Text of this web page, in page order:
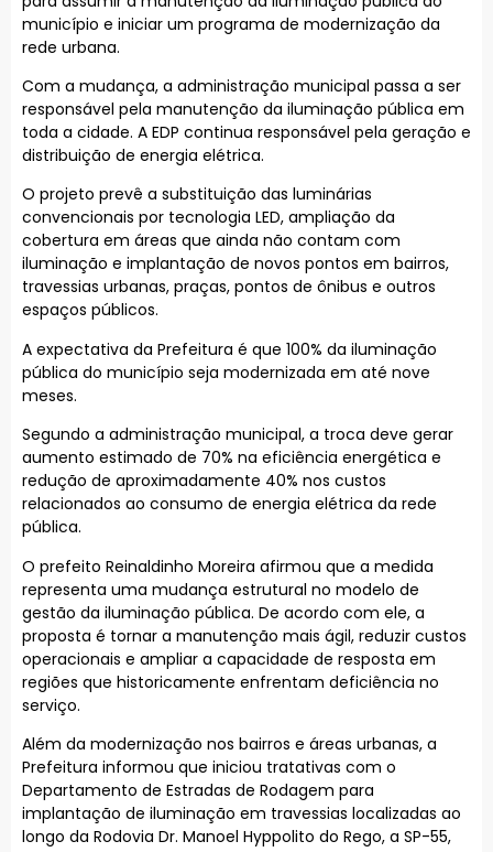
município e iniciar um programa de modernização da
rede urbana.
Com a mudança, a administração municipal passa a ser
responsável pela manutenção da iluminação pública em
toda a cidade. A EDP continua responsável pela geração e
distribuição de energia elétrica.
O projeto prevê a substituição das luminárias
convencionais por tecnologia LED, ampliação da
cobertura em áreas que ainda não contam com
iluminação e implantação de novos pontos em bairros,
travessias urbanas, praças, pontos de ônibus e outros
espaços públicos.
A expectativa da Prefeitura é que 100% da iluminação
pública do município seja modernizada em até nove
meses.
Segundo a administração municipal, a troca deve gerar
aumento estimado de 70% na eficiência energética e
redução de aproximadamente 40% nos custos
relacionados ao consumo de energia elétrica da rede
pública.
O prefeito Reinaldinho Moreira afirmou que a medida
representa uma mudança estrutural no modelo de
gestão da iluminação pública. De acordo com ele, a
proposta é tornar a manutenção mais ágil, reduzir custos
operacionais e ampliar a capacidade de resposta em
regiões que historicamente enfrentam deficiência no
serviço.
Além da modernização nos bairros e áreas urbanas, a
Prefeitura informou que iniciou tratativas com o
Departamento de Estradas de Rodagem para
implantação de iluminação em travessias localizadas ao
longo da Rodovia Dr. Manoel Hyppolito do Rego, a SP-55,